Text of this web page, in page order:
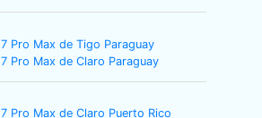
Pro Max de Tigo Paraguay
Pro Max de Claro Paraguay
Pro Max de Claro Puerto Rico